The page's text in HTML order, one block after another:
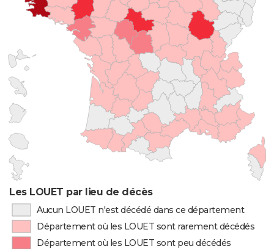
Les LOUET par lieu de décès
Aucun LOUET n'est décédé dans ce département
Département où les LOUET sont rarement décédés
Département où les LOUET sont peu décédés